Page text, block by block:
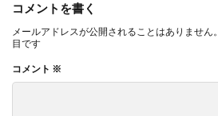
コメントを書く
メールアドレスが公開されることはありません。
目です
コメント ※